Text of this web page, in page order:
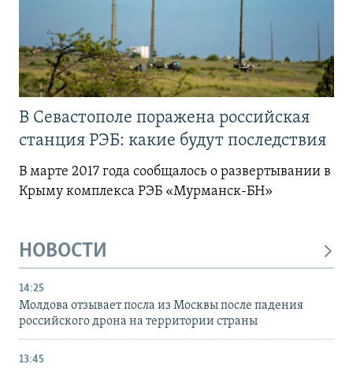
В Севастополе поражена российская
станция РЭБ: какие будут последствия
В марте 2017 года сообщалось о развертывании в
Крыму комплекса РЭБ «Мурманск-БН»
НОВОСТИ
14:25
Молдова отзывает посла из Москвы после падения
российского дрона на территории страны
13:45